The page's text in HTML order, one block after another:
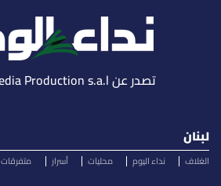
تصدر عن Lebanese Media Production s.a.l
لبنان
الغلاف نداء اليوم محليات أسرار متفرقات